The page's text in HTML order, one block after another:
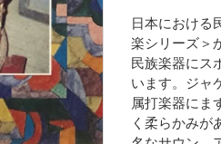
れ
ま
す
コ
ン
デ
追
加
す
る
日本における
楽シリーズ＞
民族楽器にス
います。ジャ
属打楽器にま
く柔らかみが